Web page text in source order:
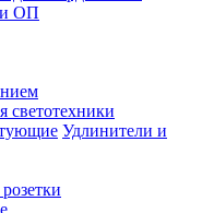
ОП
светотехники
Удлинители и